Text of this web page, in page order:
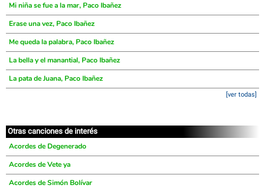
Mi niña se fue a la mar, Paco Ibañez
Erase una vez, Paco Ibañez
Me queda la palabra, Paco Ibañez
La bella y el manantial, Paco Ibañez
La pata de Juana, Paco Ibañez
[ver todas]
Otras canciones de interés
Acordes de Degenerado
Acordes de Vete ya
Acordes de Simón Bolívar